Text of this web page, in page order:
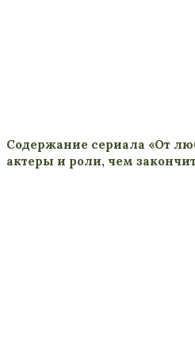
Содержание сериала «От
актеры и роли, чем